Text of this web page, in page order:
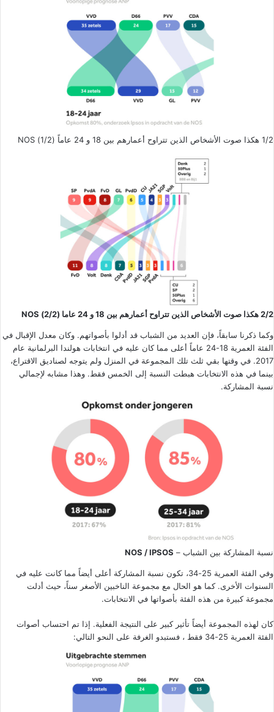
1/2 هكذا صوت الأشخاص الذين تتراوح أعمارهم بين 18 و 24 عاماً (1/2) NOS
2/2 هكذا صوت الأشخاص الذين تتراوح أعمارهم بين 18 و 24 عاما (2/2) NOS
وكما ذكرنا سابقاً، فإن العديد من الشباب قد أدلوا بأصواتهم. وكان معدل الإقبال في
الفئة العمرية 18-24 عاماً أعلى مما كان عليه في انتخابات هولندا البرلمانية عام
2017. في وقتها بقي ثلث تلك المجموعة في المنزل ولم يتوجه لصناديق الاقتراع،
بينما في هذه الانتخابات هبطت النسبة إلى الخمس فقط. وهذا مشابه لإجمالي
نسبة المشاركة.
نسبة المشاركة بين الشباب – NOS / IPSOS
وفي الفئة العمرية 25-34، تكون نسبة المشاركة أعلى أيضاً مما كانت عليه في
السنوات الأخرى. كما هو الحال مع مجموعة الناخبين الأصغر سناً، حيث أدلت
مجموعة كبيرة من هذه الفئة بأصواتها في الانتخابات.
كان لهذه المجموعة أيضاً تأثير كبير على النتيجة الفعلية. إذا تم احتساب أصوات
الفئة العمرية 25-34 فقط ، فستبدو الغرفة على النحو التالي: